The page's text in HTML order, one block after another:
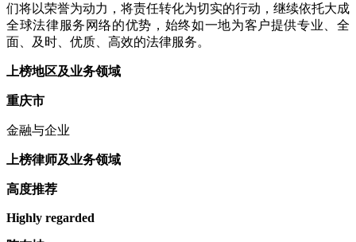
们将以荣誉为动力，将责任转化为切实的行动，继续依托大成
全球法律服务网络的优势，始终如一地为客户提供专业、全
面、及时、优质、高效的法律服务。
上榜地区及业务领域
重庆市
金融与企业
上榜律师及业务领域
高度推荐
Highly regarded